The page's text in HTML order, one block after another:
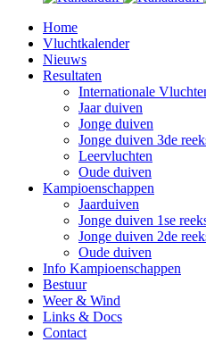
Home
Vluchtkalender
Nieuws
Resultaten
Internationale
Jaar duiven
Jonge duiven
Jonge duiven 3de
Leervluchten
Oude duiven
Kampioenschappen
Jaarduiven
Jonge duiven 1se
Jonge duiven 2de
Oude duiven
Info Kampioenschappen
Bestuur
Weer & Wind
Links & Docs
Contact